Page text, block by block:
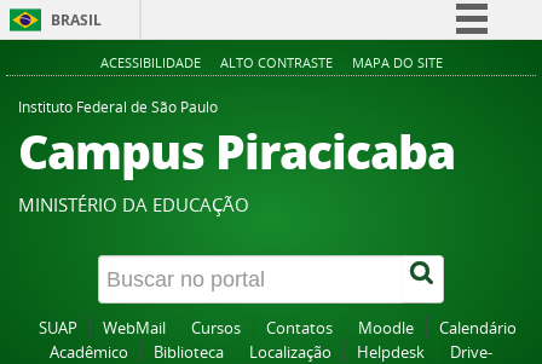
BRASIL
Simplifique!
Participe
Acesso à informação
Canais
ACESSIBILIDADE ALTO CONTRASTE MAPA DO SITE
Instituto Federal de São Paulo
Campus Piracicaba
MINISTÉRIO DA EDUCAÇÃO
SUAP WebMail Cursos Contatos Moodle
Calendário
Acadêmico
Biblioteca Localização Helpdesk
Drive-